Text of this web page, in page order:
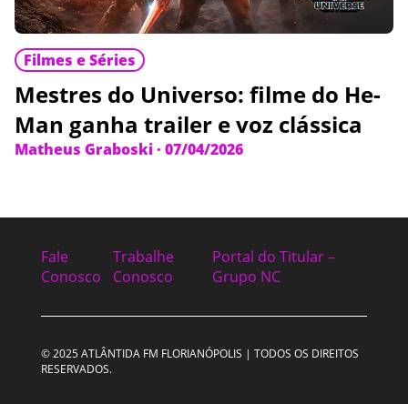
Filmes e Séries
Mestres do Universo: filme do He-
Man ganha trailer e voz clássica
Matheus Graboski· 07/04/2026
Fale
Conosco
Trabalhe
Conosco
Portal do Titular –
Grupo NC
© 2025 ATLÂNTIDA FM FLORIANÓPOLIS | TODOS OS DIREITOS
RESERVADOS.